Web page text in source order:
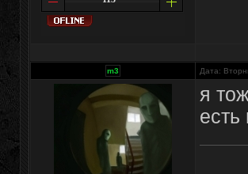
m3 Дата:
я
есть